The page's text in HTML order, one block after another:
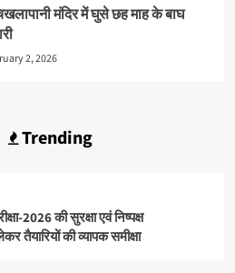
मंदिर में घुसे छह माह के बाघ
2, 2026
Trending
2026 की सुरक्षा एवं निष्पक्ष
तैयारियों की व्यापक समीक्षा